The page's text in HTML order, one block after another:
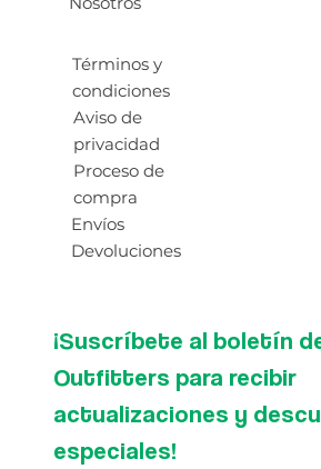
Términos y
condiciones
Aviso de
privacidad
Proceso de
compra
Envíos
Devoluciones
¡Suscríbete al boletín
Outfitters para recibir
actualizaciones y
especiales!